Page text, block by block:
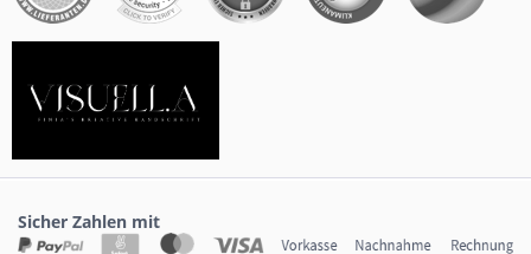
Sicher Zahlen mit